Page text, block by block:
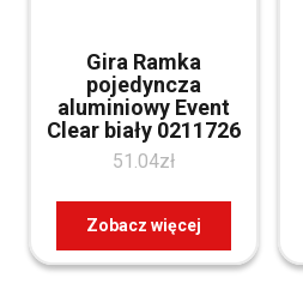
Gira Ramka
pojedyncza
aluminiowy Event
Clear biały 0211726
51.04zł
Zobacz więcej